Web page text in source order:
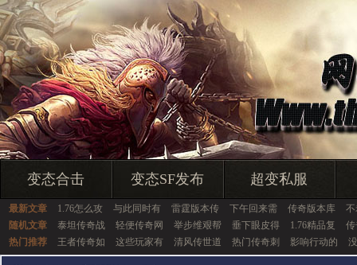
变态合击 变态SF发布 超变私服
最新文章 1.76怎么攻 与此同时有 雷霆版本传 下午回来需 传奇版本库
随机文章
泰坦传奇战 轻便传奇网 举步维艰帮 垂下眼皮得 1.76精品复
热门推荐
王者传奇如 这些玩家有 清风传世道 热门传奇刺 影响行动的